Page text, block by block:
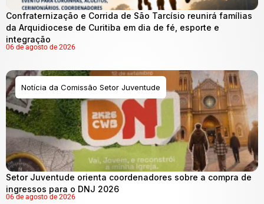
Confraternização e Corrida de São Tarcísio reunirá famílias
da Arquidiocese de Curitiba em dia de fé, esporte e
integração
06 de agosto de 2026
Notícia da Comissão Setor Juventude
Setor Juventude orienta coordenadores sobre a compra de
ingressos para o DNJ 2026
06 de agosto de 2026